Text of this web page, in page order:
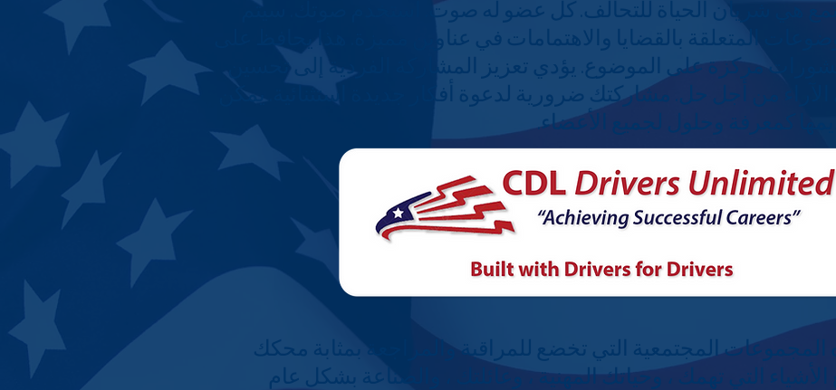
هي شريان الحياة للتحالف. كل عضو له صوت. استخدم صوتك. سيتم
المتعلقة بالقضايا والاهتمامات في عناوين مميزة. هذا يحافظ على
مركزة على الموضوع. يؤدي تعزيز المشاركة الفردية إلى تحسين
الآراء من أجل حل. مشاركتك ضرورية لدعوة أفكار جديدة استثنائية. يمكن
كمعرفة وحلول لجميع الأعضاء.
المجموعات المجتمعية التي تخضع للمراقبة والمراجعة بمثابة محكك
التي تهمك ، وحياتك المهنية ، وعائلتك ، والصناعة بشكل عام